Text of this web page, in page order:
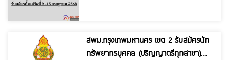
สพม.กรุงเทพมหานคร เขต 2 รับสมัครนัก
ทรัพยากรบุคคล (ปริญญาตรีทุกสาขา)